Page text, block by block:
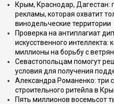
Крым, Краснодар, Дагестан:
рекламы, которая охватит
винодельческие территории
Проверка на антиплагиат
искусственного интеллекта:
миллионы на борьбу с
Севастопольцам помогут
условия для получения
Александра Романенко: три
строительного ритейла в
Пять миллионов восемьсот